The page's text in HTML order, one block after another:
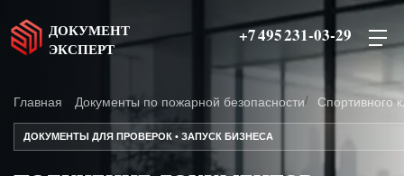
ДОКУМЕНТ
ЭКСПЕРТ
+7 495 231-03-29
Главная Документы по пожарной безопасности Спортивного
ДОКУМЕНТЫ ДЛЯ ПРОВЕРОК • ЗАПУСК БИЗНЕСА